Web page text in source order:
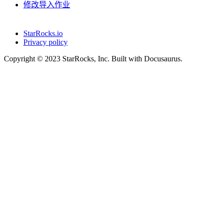
修改导入作业
StarRocks.io
Privacy policy
Copyright © 2023 StarRocks, Inc. Built with Docusaurus.